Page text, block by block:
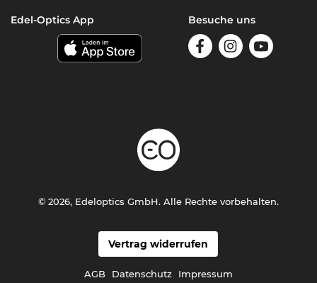
Edel-Optics App Besuche uns
Vertrag widerrufen
AGB Datenschutz Impressum
© 2026, Edeloptics GmbH. Alle Rechte vorbehalten.